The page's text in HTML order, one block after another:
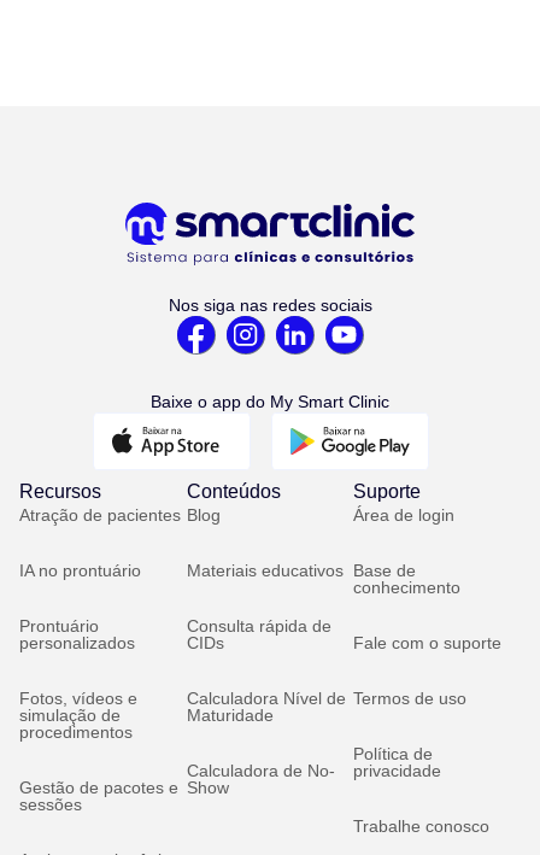
Nos siga nas redes sociais
Baixe o app do My Smart Clinic
Recursos
Atração de pacientes
IA no prontuário
Prontuário
personalizados
Fotos, vídeos e
simulação de
procedimentos
Gestão de pacotes e
sessões
Conteúdos
Blog
Materiais educativos
Consulta rápida de
CIDs
Calculadora Nível de
Maturidade
Calculadora de No-
Show
Suporte
Área de login
Base de
conhecimento
Fale com o suporte
Termos de uso
Política de
privacidade
Trabalhe conosco